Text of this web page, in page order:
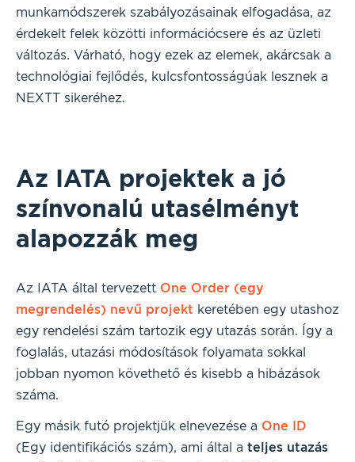
munkamódszerek szabályozásainak elfogadása, az
érdekelt felek közötti információcsere és az üzleti
változás. Várható, hogy ezek az elemek, akárcsak a
technológiai fejlődés, kulcsfontosságúak lesznek a
NEXTT sikeréhez.
Az IATA projektek a jó
színvonalú utasélményt
alapozzák meg
Az IATA által tervezett One Order (egy
megrendelés) nevű projekt keretében egy utashoz
egy rendelési szám tartozik egy utazás során. Így a
foglalás, utazási módosítások folyamata sokkal
jobban nyomon követhető és kisebb a hibázások
száma.
Egy másik futó projektjük elnevezése a One ID
(Egy identifikációs szám), ami által a teljes utazás